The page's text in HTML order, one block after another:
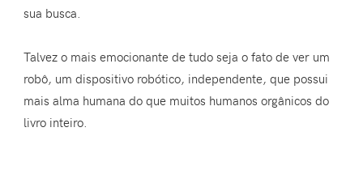
sua busca.
Talvez o mais emocionante de tudo seja o fato de ver um
robô, um dispositivo robótico, independente, que possui
mais alma humana do que muitos humanos orgânicos do
livro inteiro.